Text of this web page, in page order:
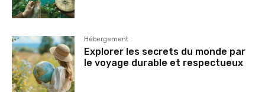
Hébergement
Explorer les secrets du monde par
le voyage durable et respectueux